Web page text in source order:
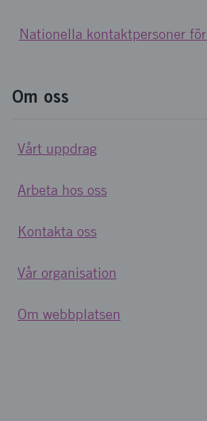
Nationella kontaktpersoner
Om oss
Vårt uppdrag
Arbeta hos oss
Kontakta oss
Vår organisation
Om webbplatsen